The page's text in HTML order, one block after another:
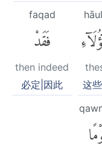
这
faqad
فَقَدْ
then indeed
必定|因此